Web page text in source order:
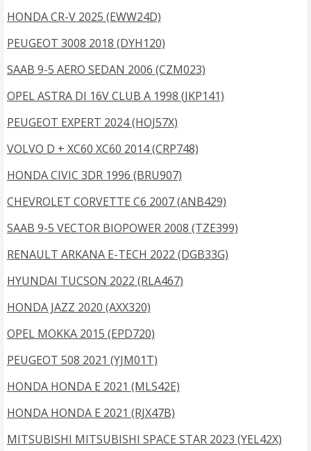
HONDA CR-V 2025 (EWW24D)
PEUGEOT 3008 2018 (DYH120)
SAAB 9-5 AERO SEDAN 2006 (CZM023)
OPEL ASTRA DI 16V CLUB A 1998 (JKP141)
PEUGEOT EXPERT 2024 (HOJ57X)
VOLVO D + XC60 XC60 2014 (CRP748)
HONDA CIVIC 3DR 1996 (BRU907)
CHEVROLET CORVETTE C6 2007 (ANB429)
SAAB 9-5 VECTOR BIOPOWER 2008 (TZE399)
RENAULT ARKANA E-TECH 2022 (DGB33G)
HYUNDAI TUCSON 2022 (RLA467)
HONDA JAZZ 2020 (AXX320)
OPEL MOKKA 2015 (EPD720)
PEUGEOT 508 2021 (YJM01T)
HONDA HONDA E 2021 (MLS42E)
HONDA HONDA E 2021 (RJX47B)
MITSUBISHI MITSUBISHI SPACE STAR 2023 (YEL42X)